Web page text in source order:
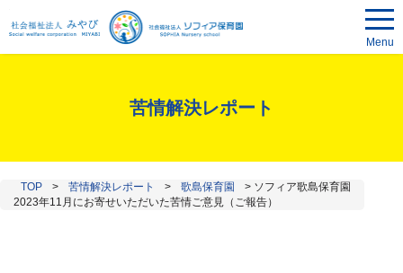
Menu
苦情解決レポート
TOP > 苦情解決レポート > 歌島保育園 > ソフィア歌島保育園
2023年11月にお寄せいただいた苦情ご意見（ご報告）